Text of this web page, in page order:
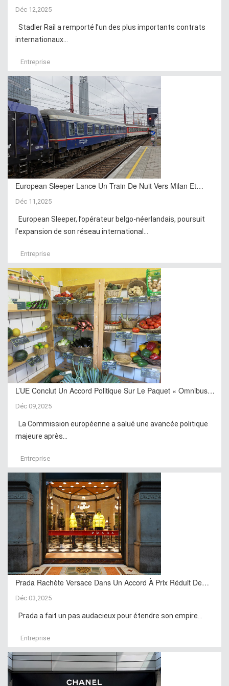
Déc 12,2025
Stadler Rail a remporté l’un des plus importants contrats
internationaux...
Entreprise
European Sleeper Lance Un Train De Nuit Vers Milan Et…
Déc 11,2025
European Sleeper, l’opérateur belgo-néerlandais, poursuit
l’expansion de son réseau international...
Entreprise
L’UE Conclut Un Accord Politique Sur Le Paquet « Omnibus…
Déc 09,2025
La Commission européenne a salué une avancée politique
majeure après...
Entreprise
Prada Rachète Versace Dans Un Accord À Prix Réduit De…
Déc 03,2025
Prada a fait un pas audacieux pour étendre son empire...
Entreprise